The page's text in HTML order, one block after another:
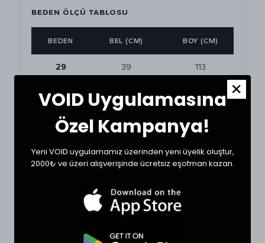
BEDEN ÖLÇÜ TABLOSU
BEDEN BEL (CM) BOY (CM)
29 39 113
30 40 110
31 43 110
32 44 112
47
VOID Uygulamasına
Özel Kampanya!
Yeni VOID uygulamamız üzerinden yeni üyelik oluştur,
2000₺ ve üzeri alışverişinde ücretsiz eşofman kazan.